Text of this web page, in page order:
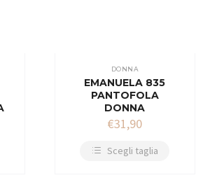
DONNA
EMANUELA 835
PANTOFOLA
DONNA
€31,90
Scegli taglia